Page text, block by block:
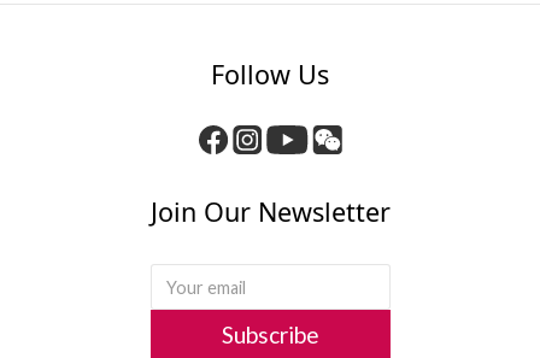
Follow Us
Join Our Newsletter
Subscribe